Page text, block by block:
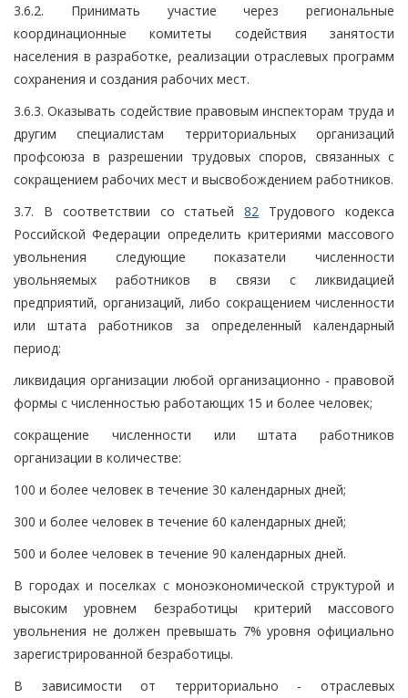
3.6.2. Принимать участие через региональные
координационные комитеты содействия занятости
населения в разработке, реализации отраслевых программ
сохранения и создания рабочих мест.
3.6.3. Оказывать содействие правовым инспекторам труда и
другим специалистам территориальных организаций
профсоюза в разрешении трудовых споров, связанных с
сокращением рабочих мест и высвобождением работников.
3.7. В соответствии со статьей82 Трудового кодекса
Российской Федерации определить критериями массового
увольнения следующие показатели численности
увольняемых работников в связи с ликвидацией
предприятий, организаций, либо сокращением численности
или штата работников за определенный календарный
период:
ликвидация организации любой организационно - правовой
формы с численностью работающих 15 и более человек;
сокращение численности или штата работников
организации в количестве:
100 и более человек в течение 30 календарных дней;
300 и более человек в течение 60 календарных дней;
500 и более человек в течение 90 календарных дней.
В городах и поселках с моноэкономической структурой и
высоким уровнем безработицы критерий массового
увольнения не должен превышать 7% уровня официально
зарегистрированной безработицы.
В зависимости от территориально - отраслевых